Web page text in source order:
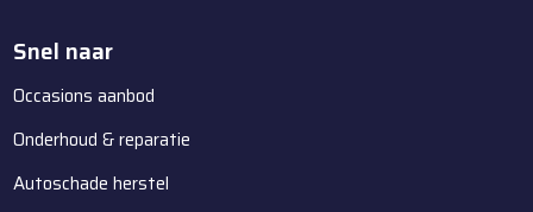
Snel naar
Occasions aanbod
Onderhoud & reparatie
Autoschade herstel